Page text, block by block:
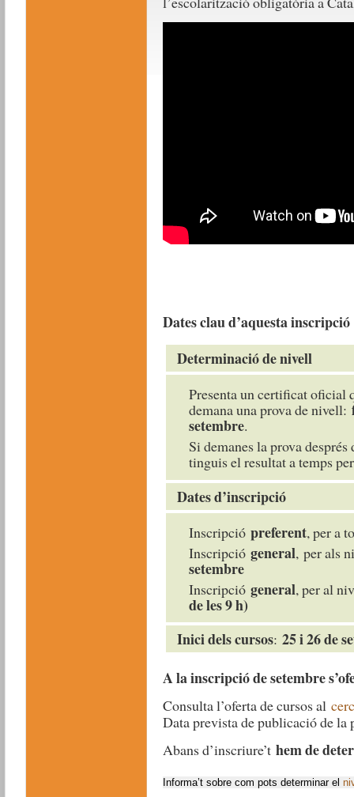
Dates clau d’aquesta inscripció
Determinació de nivell
Presenta un certificat oficial
demana una prova de nivell:
setembre.
Si demanes la prova
tinguis el resultat a temps
Dates d’inscripció
Inscripció preferent, per a
Inscripció general, per als
setembre
Inscripció general, per al
de les 9 h)
Inici dels cursos: 25 i 26 de
A la inscripció de setembre
Consulta l’oferta de cursos al
Data prevista de publicació de la
Abans d’inscriure’t hem de
Informa’t sobre com pots determinar el